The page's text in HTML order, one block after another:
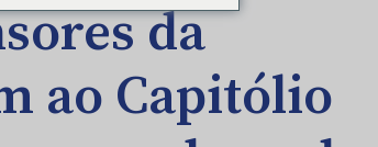
da
ao Capitólio